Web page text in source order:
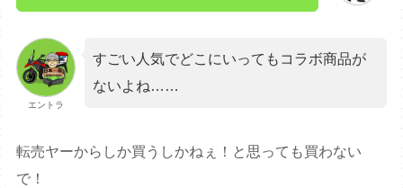
エントラ
すごい人気でどこにいってもコラボ商品が
ないよね……
転売ヤーからしか買うしかねぇ！と思っても買わない
で！